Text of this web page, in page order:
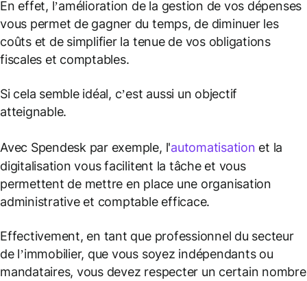
En effet, l’amélioration de la gestion de vos dépenses
vous permet de gagner du temps, de diminuer les
coûts et de simplifier la tenue de vos obligations
fiscales et comptables.
Si cela semble idéal, c’est aussi un objectif
atteignable.
Avec Spendesk par exemple, l'automatisation et la
digitalisation vous facilitent la tâche et vous
permettent de mettre en place une organisation
administrative et comptable efficace.
Effectivement, en tant que professionnel du secteur
de l’immobilier, que vous soyez indépendants ou
mandataires, vous devez respecter un certain nombre